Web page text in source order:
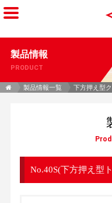
製品情報
PRODUCT
製品情報一覧 下方押え型
No.40S(下方押え型